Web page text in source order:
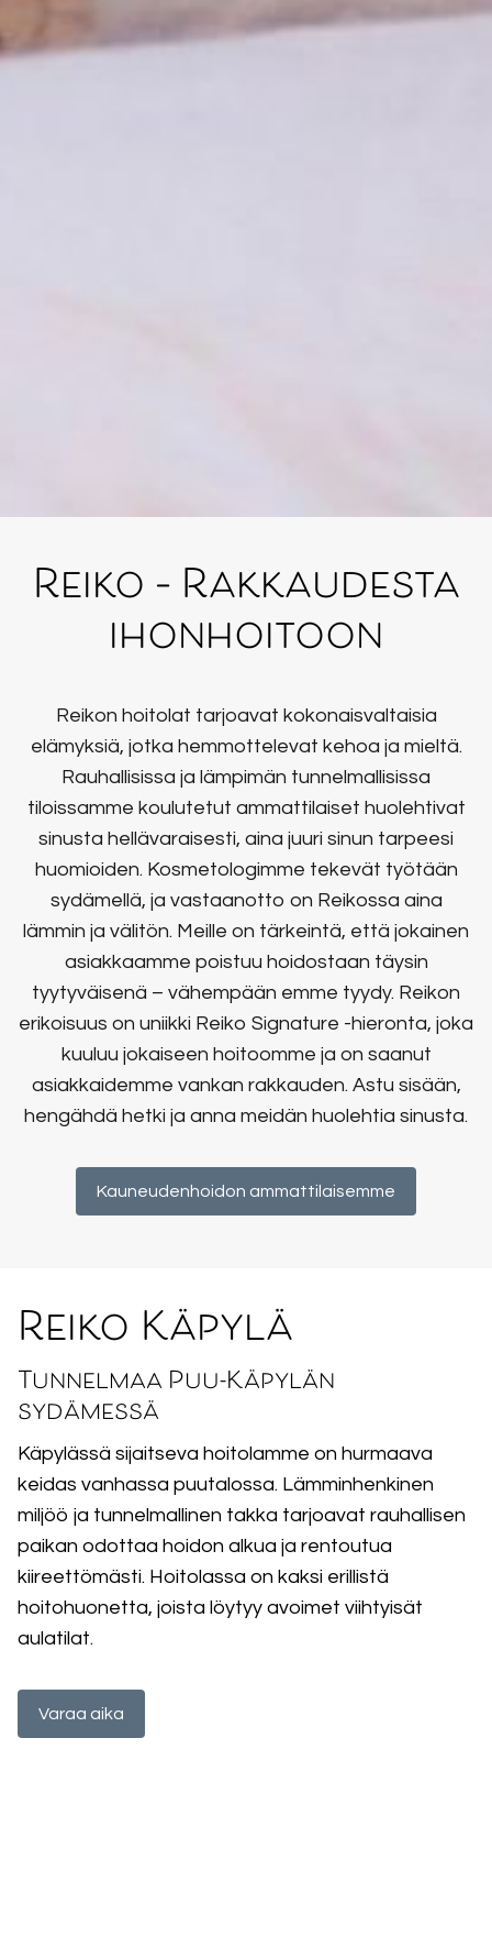
Reiko – Rakkaudesta
ihonhoitoon
Reikon hoitolat tarjoavat kokonaisvaltaisia
elämyksiä, jotka hemmottelevat kehoa ja mieltä.
Rauhallisissa ja lämpimän tunnelmallisissa
tiloissamme koulutetut ammattilaiset huolehtivat
sinusta hellävaraisesti, aina juuri sinun tarpeesi
huomioiden. Kosmetologimme tekevät työtään
sydämellä, ja vastaanotto on Reikossa aina
lämmin ja välitön. Meille on tärkeintä, että jokainen
asiakkaamme poistuu hoidostaan täysin
tyytyväisenä – vähempään emme tyydy. Reikon
erikoisuus on uniikki Reiko Signature -hieronta, joka
kuuluu jokaiseen hoitoomme ja on saanut
asiakkaidemme vankan rakkauden. Astu sisään,
hengähdä hetki ja anna meidän huolehtia sinusta.
Kauneudenhoidon ammattilaisemme
Reiko Käpylä
Tunnelmaa Puu-Käpylän
sydämessä
Käpylässä sijaitseva hoitolamme on hurmaava
keidas vanhassa puutalossa. Lämminhenkinen
miljöö ja tunnelmallinen takka tarjoavat rauhallisen
paikan odottaa hoidon alkua ja rentoutua
kiireettömästi. Hoitolassa on kaksi erillistä
hoitohuonetta, joista löytyy avoimet viihtyisät
aulatilat.
Varaa aika